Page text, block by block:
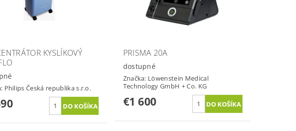
KYSLÍKOVÝ
Philips Česká republika s.r.o.
PRISMA 20A
dostupné
Značka: Löwenstein Medical
Technology GmbH + Co. KG
€1 600